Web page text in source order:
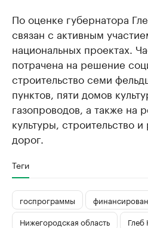
По оценке губернатора
связан с активным
национальных проектах.
потрачена на решение
строительство семи
пунктов, пяти домов
газопроводов, а также на
культуры, строительство
дорог.
Теги
госпрограммы
Нижегородская область
Глеб